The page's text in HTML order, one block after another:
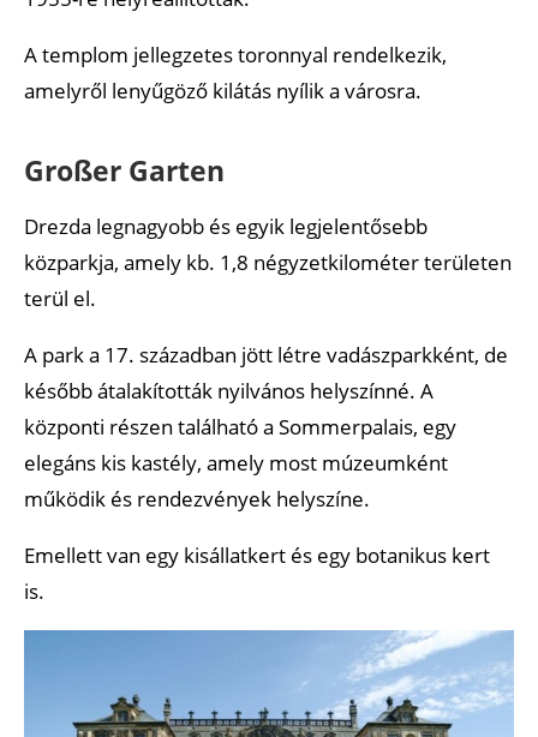
A templom jellegzetes toronnyal rendelkezik,
amelyről lenyűgöző kilátás nyílik a városra.
Großer Garten
Drezda legnagyobb és egyik legjelentősebb
közparkja, amely kb. 1,8 négyzetkilométer területen
terül el.
A park a 17. században jött létre vadászparkként, de
később átalakították nyilvános helyszínné. A
központi részen található a Sommerpalais, egy
elegáns kis kastély, amely most múzeumként
működik és rendezvények helyszíne.
Emellett van egy kisállatkert és egy botanikus kert
is.